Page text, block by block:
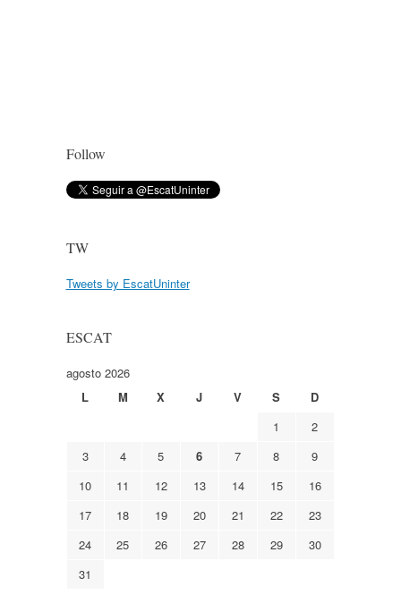
Follow
TW
Tweets by EscatUninter
ESCAT
agosto 2026
L
M X J V S
D
1
2
3
4 5 6 7 8
9
10
11 12 13 14 15
16
17
18 19 20 21 22
23
24
25 26 27 28 29
30
31